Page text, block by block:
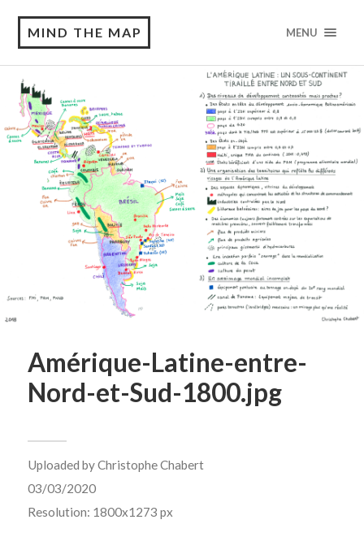
MIND THE MAP MENU
Amérique-Latine-entre-
Nord-et-Sud-1800.jpg
Uploaded byChristophe Chabert
03/03/2020
Resolution: 1800x1273 px